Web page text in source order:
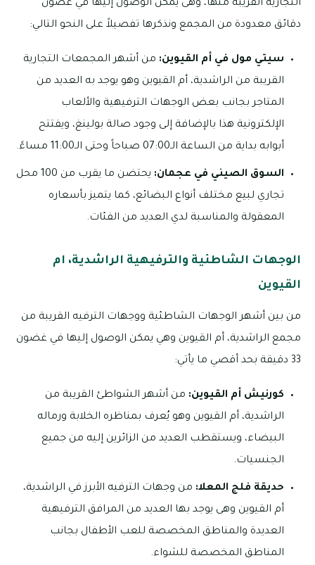
التجارية القريبة منها، وهى يمكن الوصول إليها في غضون
دقائق معدودة من المجمع ونذكرها تفصيلاً على النحو التالي:
سيتي مول في أم القيوين: من أشهر المجمعات التجارية
القريبة من الراشدية، أم القيوين وهو يوجد به العديد من
المتاجر بجانب بعض الوجهات الترفيهية والألعاب
الإلكترونية هذا بالإضافة إلى وجود صالة بولينغ، ويفتتح
أبوابه بداية من الساعة الـ07:00 صباحاً وحتى الـ11:00 مساءً.
السوق الصيني في عجمان:
يحتضن ما يقرب من 100 محل
تجاري لبيع مختلف أنواع البضائع، كما يتميز بأسعاره
المعقولة والمناسبة لدي العديد من الفئات.
الوجهات الشاطئية والترفيهية الراشدية، ام
القيوين
من بين أشهر الوجهات الشاطئية ووجهات الترفيه القريبة من
مجمع الراشدية، أم القيوين وهي يمكن الوصول إليها في غضون
33 دقيقة بحد أقصي ما يأتي:
كورنيش أم القيوين: من أشهر الشواطئ القريبة من
الراشدية، أم القيوين وهو يُعرف بمناظره الخلابة ورماله
البيضاء، ويستقطب العديد من الزائرين إليه من جميع
الجنسيات.
حديقة فلج المعلا: من وجهات الترفيه الأبرز في الراشدية،
أم القيوين وهى يوجد بها العديد من المرافق الترفيهية
العديدة والمناطق المخصصة للعب الأطفال بجانب
المناطق المخصصة للشواء.